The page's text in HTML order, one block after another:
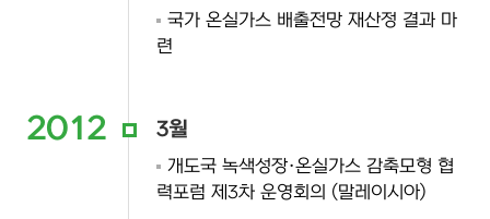
국가 온실가스 배출전망 재산정 결과 마
련
2012 3월
개도국 녹색성장·온실가스 감축모형 협
력포럼 제3차 운영회의 (말레이시아)